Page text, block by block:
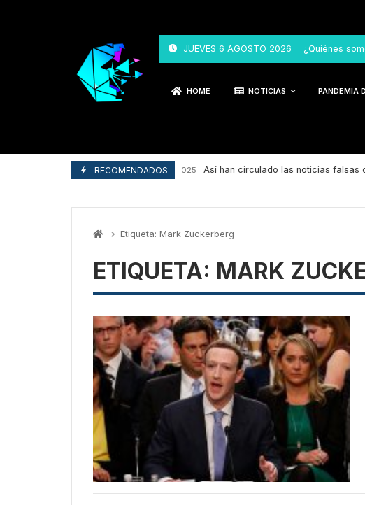
JUEVES 6 AGOSTO 2026 ¿Quiénes
HOME NOTICIAS PANDEMIA
RECOMENDADOS
29/04/2025 Así han circulado las noticias falsas
Etiqueta: Mark Zuckerberg
ETIQUETA: MARK